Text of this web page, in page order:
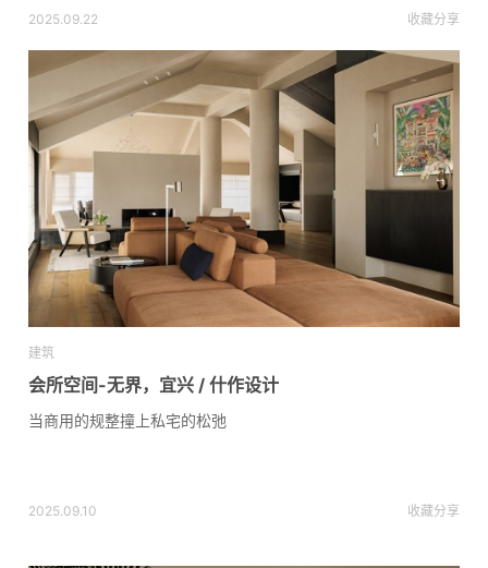
2025.09.22 收藏分享
建筑
会所空间-无界，宜兴 / 什作设计
当商用的规整撞上私宅的松弛
2025.09.10 收藏分享